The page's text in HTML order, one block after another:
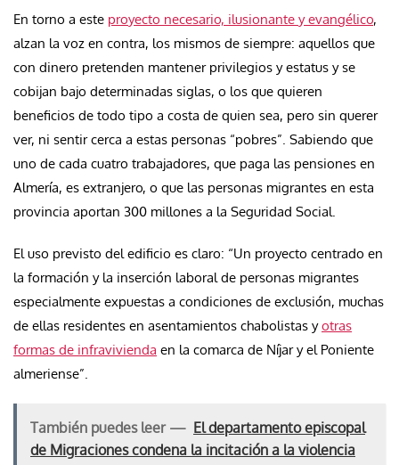
En torno a este proyecto necesario, ilusionante y evangélico,
alzan la voz en contra, los mismos de siempre: aquellos que
con dinero pretenden mantener privilegios y estatus y se
cobijan bajo determinadas siglas, o los que quieren
beneficios de todo tipo a costa de quien sea, pero sin querer
ver, ni sentir cerca a estas personas “pobres”. Sabiendo que
uno de cada cuatro trabajadores, que paga las pensiones en
Almería, es extranjero, o que las personas migrantes en esta
provincia aportan 300 millones a la Seguridad Social.
El uso previsto del edificio es claro: “Un proyecto centrado en
la formación y la inserción laboral de personas migrantes
especialmente expuestas a condiciones de exclusión, muchas
de ellas residentes en asentamientos chabolistas yotras
formas de infravivienda en la comarca de Níjar y el Poniente
almeriense”.
También puedes leer — El departamento episcopal
de Migraciones condena la incitación a la violencia